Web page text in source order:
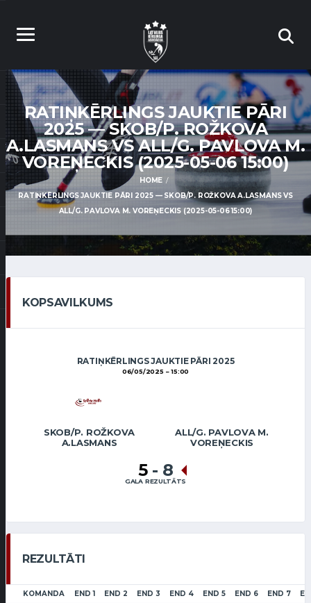
RATIŅKĒRLINGS JAUKTIE PĀRI
2025 — SKOB/P. ROŽKOVA
A.LASMANS VS ALL/G. PAVLOVA M.
VOREŅECKIS (2025-05-06 15:00)
HOME
RATIŅKĒRLINGS JAUKTIE PĀRI 2025 — SKOB/P. ROŽKOVA A.LASMANS VS
ALL/G. PAVLOVA M. VOREŅECKIS (2025-05-06 15:00)
KOPSAVILKUMS
RATIŅKĒRLINGS JAUKTIE PĀRI 2025
06/05/2025 15:00
SKOB/P. ROŽKOVA
A.LASMANS
ALL/G. PAVLOVA M.
VOREŅECKIS
5 - 8
GALA REZULTĀTS
REZULTĀTI
KOMANDA END 1 END 2 END 3 END 4 END 5 END 6 END 7